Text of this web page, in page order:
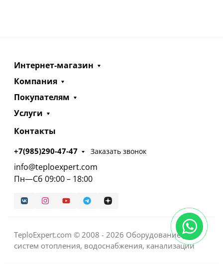
Интернет-магазин
Компания
Покупателям
Услуги
Контакты
+7(985)290-47-47 Заказать звонок
info@teploexpert.com
Пн—Сб 09:00 – 18:00
TeploExpert.com © 2008 - 2026 Оборудование для
систем отопления, водоснабжения, канализации